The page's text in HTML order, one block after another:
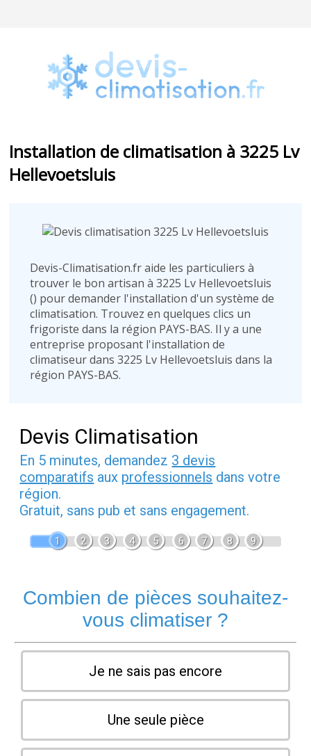
Installation de climatisation à 3225 Lv
Hellevoetsluis
Devis-Climatisation.fr aide les particuliers à
trouver le bon artisan à 3225 Lv Hellevoetsluis
() pour demander l'installation d'un système de
climatisation. Trouvez en quelques clics un
frigoriste dans la région PAYS-BAS. Il y a une
entreprise proposant l'installation de
climatiseur dans 3225 Lv Hellevoetsluis dans la
région PAYS-BAS.
Devis Climatisation
En 5 minutes, demandez 3 devis
comparatifs aux professionnels dans votre
région.
Gratuit, sans pub et sans engagement.
1 2 3 4 5 6 7 8 9
Combien de pièces souhaitez-
vous climatiser ?
Je ne sais pas encore
Une seule pièce